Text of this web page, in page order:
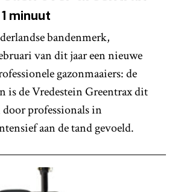
1 minuut
bandenmerk,
van dit jaar een nieuwe
gazonmaaiers: de
is de Vredestein Greentrax dit
door professionals in
aan de tand gevoeld.